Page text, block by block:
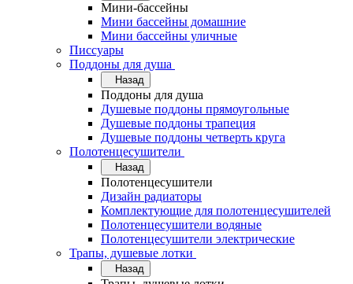
Мини-бассейны
Мини бассейны домашние
Мини бассейны уличные
Писсуары
Поддоны для душа
Назад
Поддоны для душа
Душевые поддоны прямоугольные
Душевые поддоны трапеция
Душевые поддоны четверть круга
Полотенцесушители
Назад
Полотенцесушители
Дизайн радиаторы
Комплектующие для полотенцесушителей
Полотенцесушители водяные
Полотенцесушители электрические
Трапы, душевые лотки
Назад